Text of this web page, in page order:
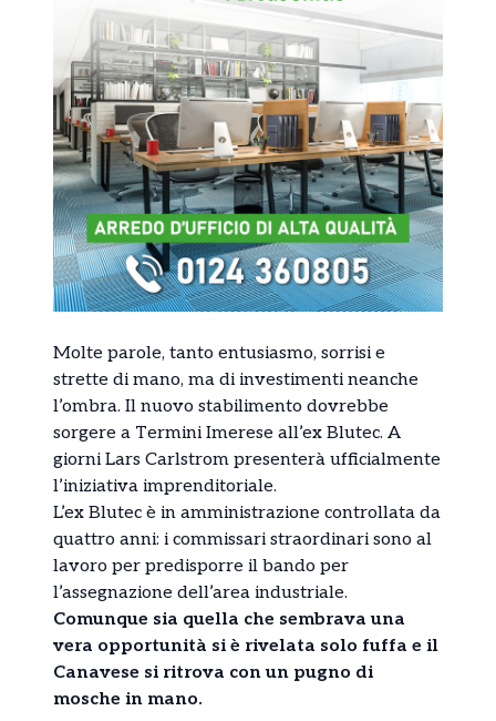
Molte parole, tanto entusiasmo, sorrisi e
strette di mano, ma di investimenti neanche
l’ombra. Il nuovo stabilimento dovrebbe
sorgere a Termini Imerese all’ex Blutec. A
giorni Lars Carlstrom presenterà ufficialmente
l’iniziativa imprenditoriale.
L’ex Blutec è in amministrazione controllata da
quattro anni: i commissari straordinari sono al
lavoro per predisporre il bando per
l’assegnazione dell’area industriale.
Comunque sia quella che sembrava una
vera opportunità si è rivelata solo fuffa e il
Canavese si ritrova con un pugno di
mosche in mano.